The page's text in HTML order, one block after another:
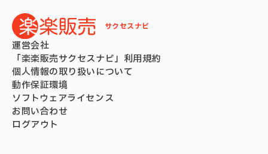
サクセスナビ
運営会社
「楽楽販売サクセスナビ」利用規約
個人情報の取り扱いについて
動作保証環境
ソフトウェアライセンス
お問い合わせ
ログアウト